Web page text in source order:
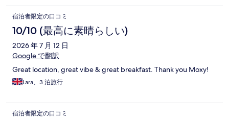
宿泊者限定の口コミ
10/10 (最高に素晴らしい)
2026 年 7 月 12 日
Google で翻訳
Great location, great vibe & great breakfast. Thank you Moxy!
Lara、3 泊旅行
宿泊者限定の口コミ